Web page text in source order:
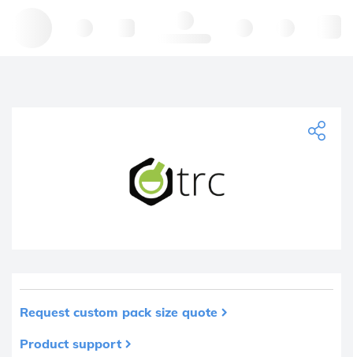
Request custom pack size quote
Product support